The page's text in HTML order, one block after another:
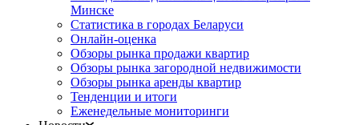
Минске
Статистика в городах Беларуси
Онлайн-оценка
Обзоры рынка продажи квартир
Обзоры рынка загородной недвижимости
Обзоры рынка аренды квартир
Тенденции и итоги
Еженедельные мониторинги